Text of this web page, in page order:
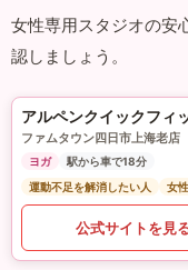
女性専用スタジオの安
認しましょう。
アルペンクイックフィ
ファムタウン四日市上海老店
ヨガ
駅から車で18分
運動不足を解消したい人
女
公式サイトを見